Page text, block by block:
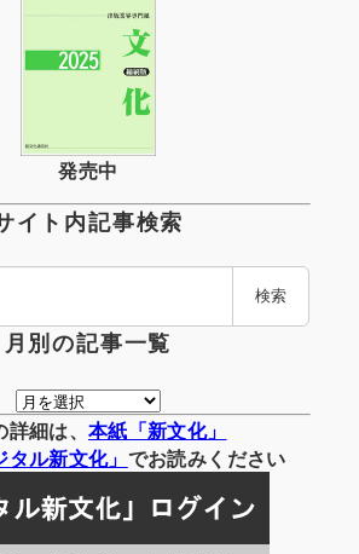
発売中
イト内記事検索
検索
月別の記事一覧
月
別
の
事
一
細は、 本紙「新文化」
タル新文化」 でお読みください